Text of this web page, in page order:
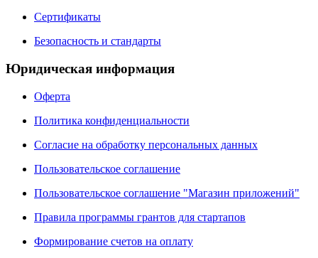
Сертификаты
Безопасность и стандарты
Юридическая информация
Оферта
Политика конфиденциальности
Согласие на обработку персональных данных
Пользовательское соглашение
Пользовательское соглашение "Магазин приложений"
Правила программы грантов для стартапов
Формирование счетов на оплату